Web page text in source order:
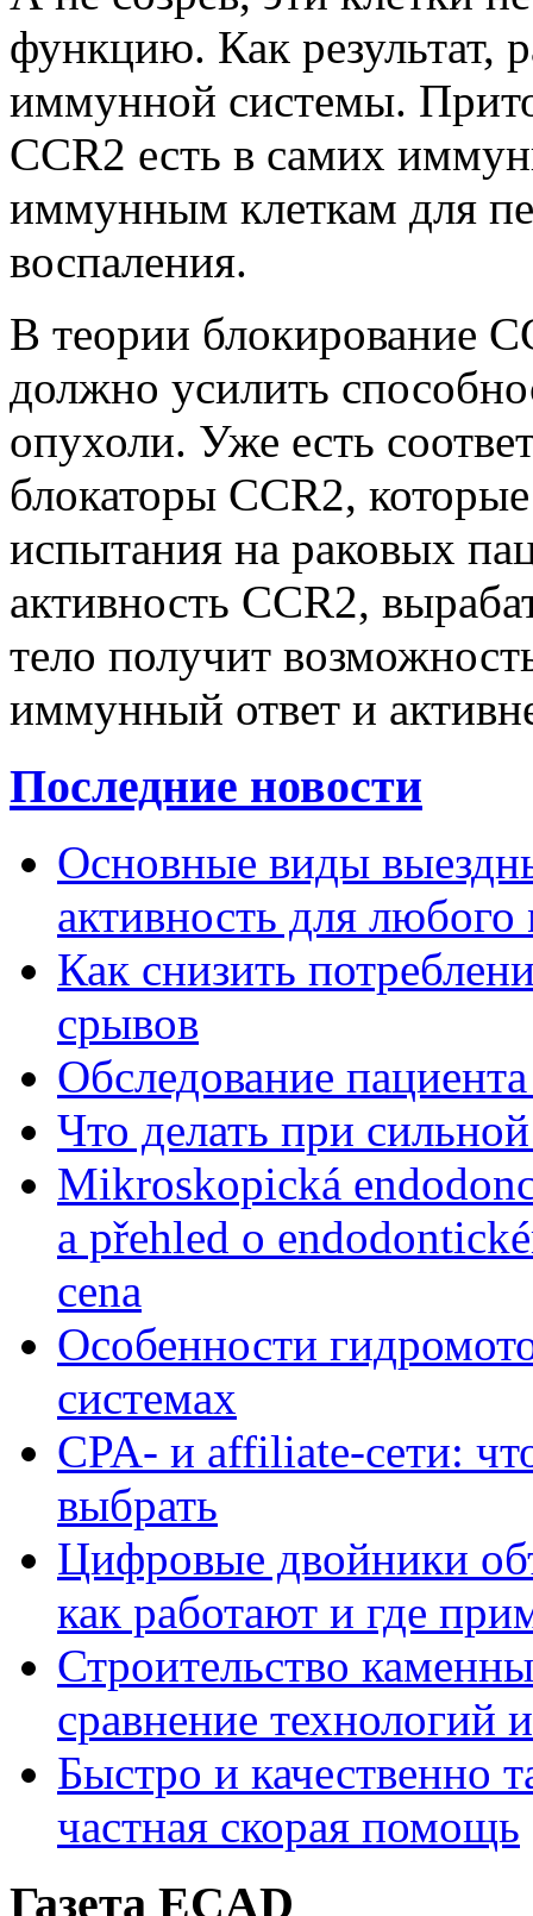
функцию. Как результат,
иммунной системы.
CCR2 есть в самих
иммунным клеткам для
воспаления.
В теории блокирование
должно усилить
опухоли. Уже есть
блокаторы CCR2,
испытания на раковых
активность CCR2,
тело получит
иммунный ответ и
Последние новости
Основные виды
активность для
Как снизить
срывов
Обследование
Что делать при
Mikroskopická
a přehled o
cena
Особенности
системах
CPA- и affiliate-сети:
выбрать
Цифровые двойники
как работают и где
Строительство
сравнение технологий
Быстро и качественно
частная скорая помощь
Газета ECAD